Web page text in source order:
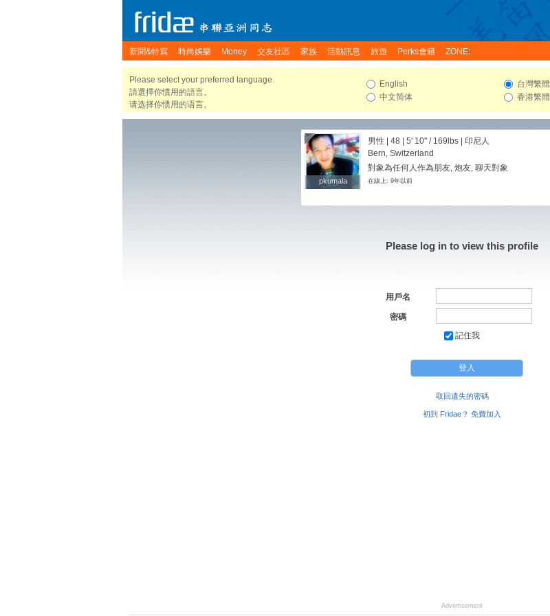
新聞&特寫 時尚娛樂 Money 交友社區 家族 活動訊息 旅遊 Perks會籍 ZONE:
Please select your preferred language.
請選擇你慣用的語言。
请选择你惯用的语言。
English
中文简体
台灣繁體
香港繁體
pkumala
pkumala
男性 | 48 | 5' 10" / 169lbs | 印尼人
Bern, Switzerland
對象為任何人作為朋友, 炮友, 聊天對象
在線上: 9年以前
Please log in to view this profile
用戶名
密碼
記住我
取回遺失的密碼
初到 Fridae？ 免費加入
Advertisement